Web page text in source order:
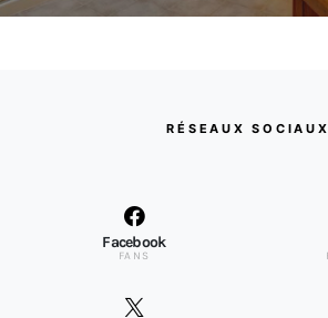
RÉSEAUX SOCIAUX
Facebook
FANS